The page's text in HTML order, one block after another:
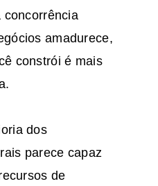
concorrência
amadurece,
constrói é mais
dos
parece capaz
de